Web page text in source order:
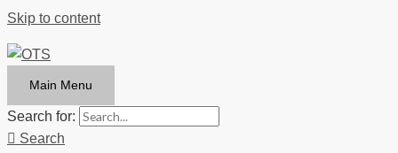
Skip to content
Main Menu
Search for:
Search